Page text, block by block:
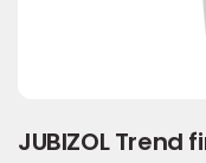
JUBIZOL Trend